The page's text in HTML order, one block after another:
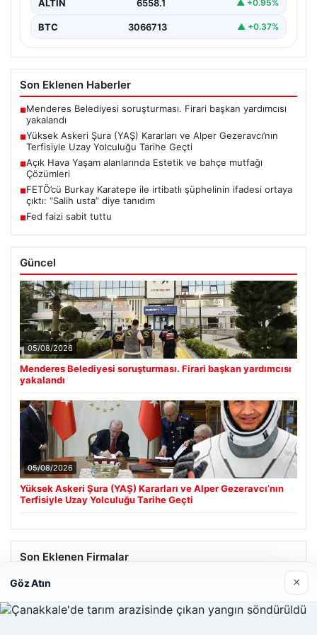
ALTIN 6558.1 ▲ +0.95%
BTC 3066713 ▲ +0.37%
Son Eklenen Haberler
■Menderes Belediyesi soruşturması. Firari başkan yardımcısı
yakalandı
■Yüksek Askeri Şura (YAŞ) Kararları ve Alper Gezeravcı’nın
Terfisiyle Uzay Yolculuğu Tarihe Geçti
■Açık Hava Yaşam alanlarında Estetik ve bahçe mutfağı
Çözümleri
■FETÖ’cü Burkay Karatepe ile irtibatlı şüphelinin ifadesi ortaya
çıktı: “Salih usta” diye tanıdım
■Fed faizi sabit tuttu
Güncel
05/08/2026
Menderes Belediyesi soruşturması. Firari başkan yardımcısı
yakalandı
05/08/2026
Yüksek Askeri Şura (YAŞ) Kararları ve Alper Gezeravcı’nın
Terfisiyle Uzay Yolculuğu Tarihe Geçti
Son Eklenen Firmalar
Göz Atın ×